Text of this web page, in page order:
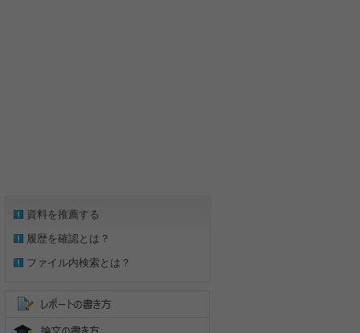
資料を推薦する
履歴を確認とは？
ファイル内検索とは？